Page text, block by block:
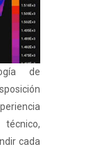
de
cada